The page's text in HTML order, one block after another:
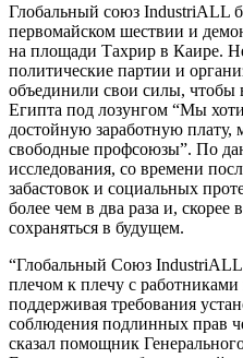
Глобальный союз IndustriALL
первомайском шествии и
на площади Тахрир в Каире.
политические партии и
объединили свои силы, чтобы
Египта под лозунгом “Мы
достойную заработную
свободные профсоюзы”. По
исследования, со времени
забастовок и социальных
более чем в два раза и, скорее
сохраняться в будущем.
“Глобальный Союз IndustriALL
плечом к плечу с
поддерживая требования
соблюдения подлинных прав
сказал помощник